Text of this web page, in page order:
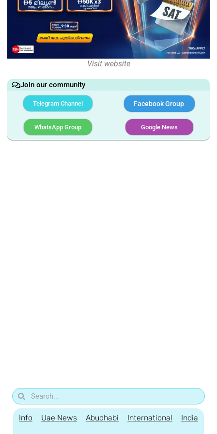
Visit website
Join our community
Telegram Channel Facebook Group
WhatsApp Group Google News
Info Uae News Abudhabi International India